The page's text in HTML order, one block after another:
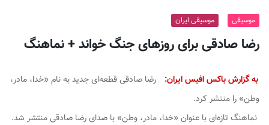
موسیقی موسیقی ایران
رضا صادقی برای روزهای جنگ خواند + نماهنگ
به گزارش باکس افیس ایران:
رضا صادقی قطعه‌ای جدید به نام «خدا، مادر،
وطن» را منتشر کرد.
نماهنگ تازه‌ای با عنوان «خدا، مادر، وطن» با صدای رضا صادقی منتشر شد.